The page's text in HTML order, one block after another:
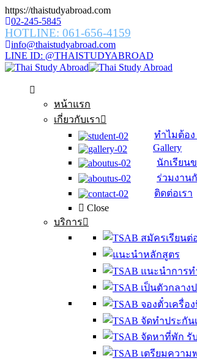
https://thaistudyabroad.com
02-245-5845
HOTLINE: 061-656-4159
info@thaistudyabroad.com
LINE ID: @THAISTUDYABROAD
หน้าแรก
เกี่ยวกับเรา
ทำไมต้อง
Gallery
นักเรียนข
ร่วมงาน
ติดต่อเรา
Close
บริการ